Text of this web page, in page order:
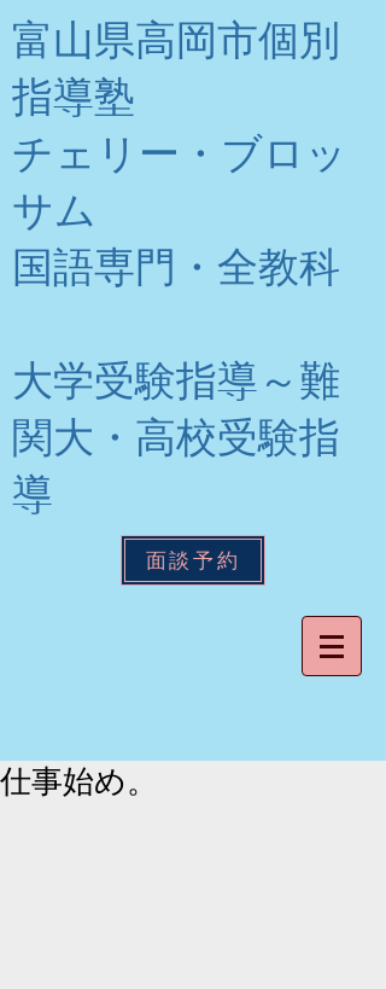
富山県高岡市個別
指導塾
チェリー・ブロッ
サム
​国語専門・全教科
大学受験指導～難
関大・高校受験指
導
面談予約
仕事始め。